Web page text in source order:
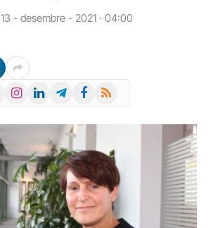
13 - desembre - 2021 · 04:00
Instagram
LinkedInTelegramFacebook
RSS